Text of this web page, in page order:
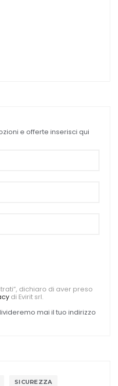
e offerte inserisci qui
dichiaro di aver preso
di Evirit srl.
mai il tuo indirizzo
SICUREZZA